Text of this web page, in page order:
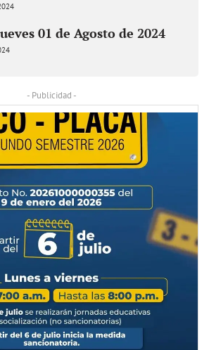
01 de Agosto de 2024
- Publicidad -